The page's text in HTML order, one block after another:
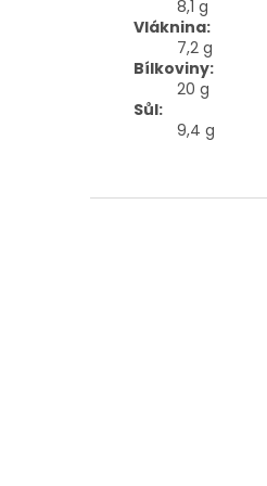
8,1 g
Vláknina:
7,2 g
Bílkoviny:
20 g
Sůl:
9,4 g